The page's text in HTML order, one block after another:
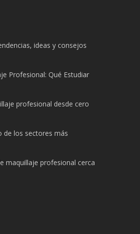
ideas y consejos
Profesional: Qué Estudiar
profesional desde cero
de los sectores más
maquillaje profesional cerca